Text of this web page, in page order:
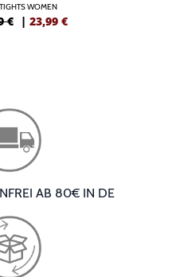
WOMEN
€ | 23,99 €
AB 80€ IN DE